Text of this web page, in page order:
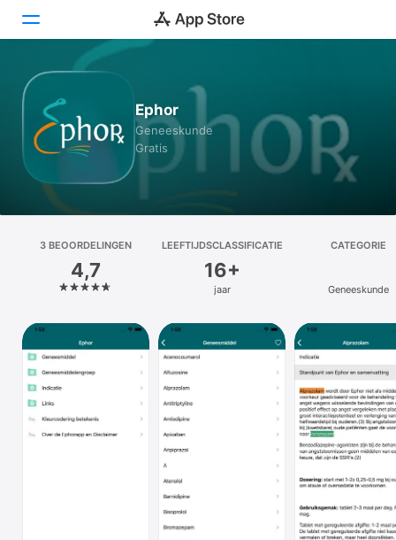
Games
Apps
Arcade
Platform
iPhone
iPad
Mac
Watch
TV
Ephor
Geneeskunde
Gratis
3 BEOOR­DELINGEN
4,7
LEEFTIJDSCLASSIFICATIE
16+
jaar
CATEGORIE
Geneeskunde